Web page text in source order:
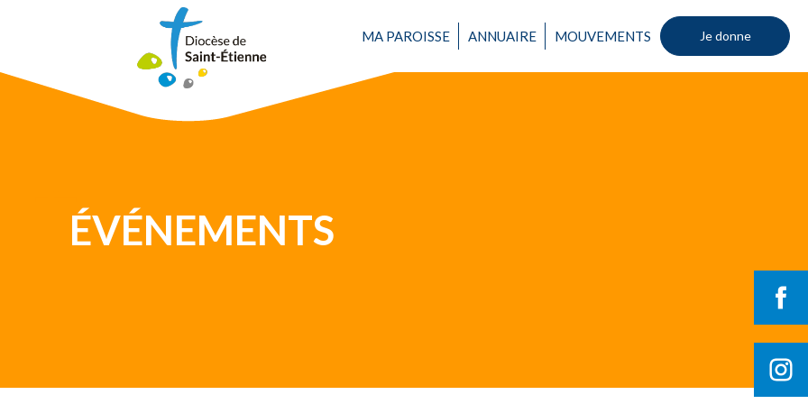
MA PAROISSE ANNUAIRE MOUVEMENTS Je donne
Une personne
ÉVÉNEMENTS